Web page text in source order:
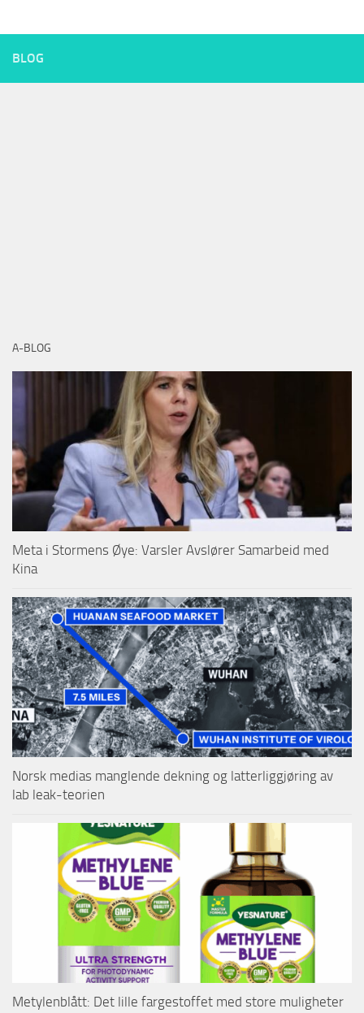
BLOG
A-BLOG
Meta i Stormens Øye: Varsler Avslører Samarbeid med
Kina
Norsk medias manglende dekning og latterliggjøring av
lab leak-teorien
Metylenblått: Det lille fargestoffet med store muligheter